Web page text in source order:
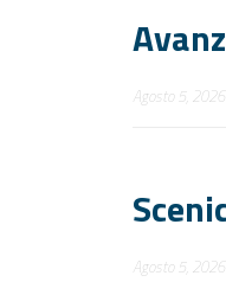
Agosto 5, 2026
Agosto 5, 2026